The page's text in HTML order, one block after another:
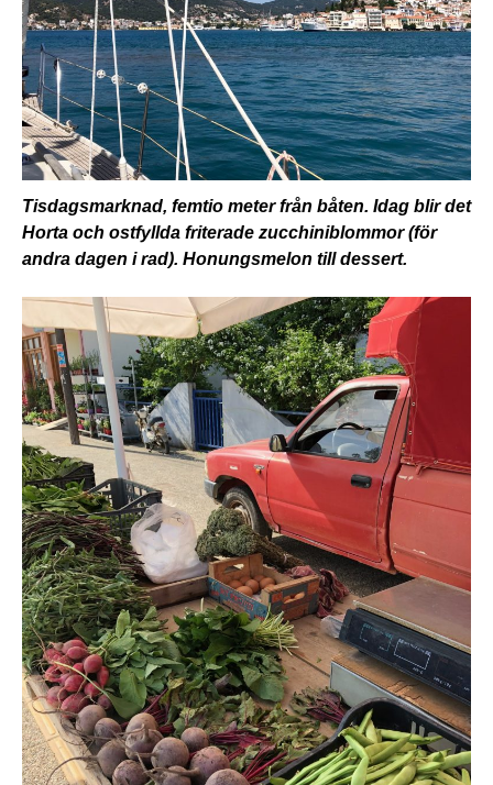
Tisdagsmarknad, femtio meter från båten. Idag blir det
Horta och ostfyllda friterade zucchiniblommor (för
andra dagen i rad). Honungsmelon till dessert.